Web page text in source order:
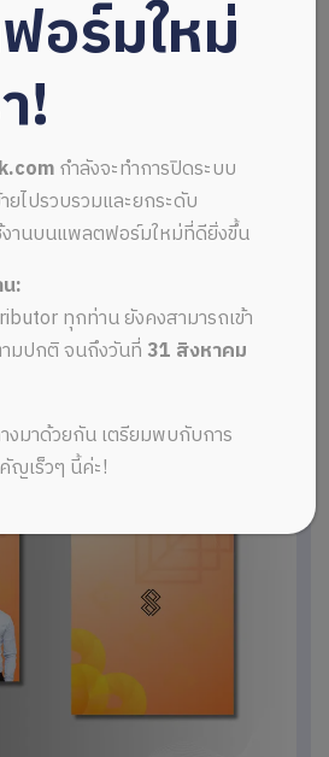
อร์มใหม่
!
กำลังจะทำการปิดระบบ
ยไปรวบรวมและยกระดับ
านบนแพลตฟอร์มใหม่ที่ดียิ่งขึ้น
:
ทุกท่าน ยังคงสามารถเข้า
ามปกติ จนถึงวันที่ 31 สิงหาคม
มาด้วยกัน เตรียมพบกับการ
ญเร็วๆ นี้ค่ะ!